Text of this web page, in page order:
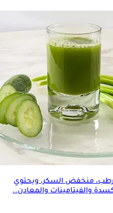
منخفض السكر، ويحتوي
والفيتامينات والمعادن..